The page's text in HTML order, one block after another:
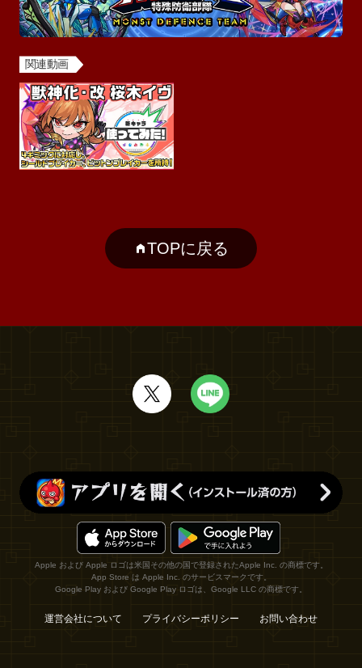
関連動画
TOPに戻る
Apple および Apple ロゴは米国その他の国で登録されたApple Inc. の商標です。
App Store は Apple Inc. のサービスマークです。
Google Play および Google Play ロゴは、Google LLC の商標です。
運営会社について プライバシーポリシー お問い合わせ